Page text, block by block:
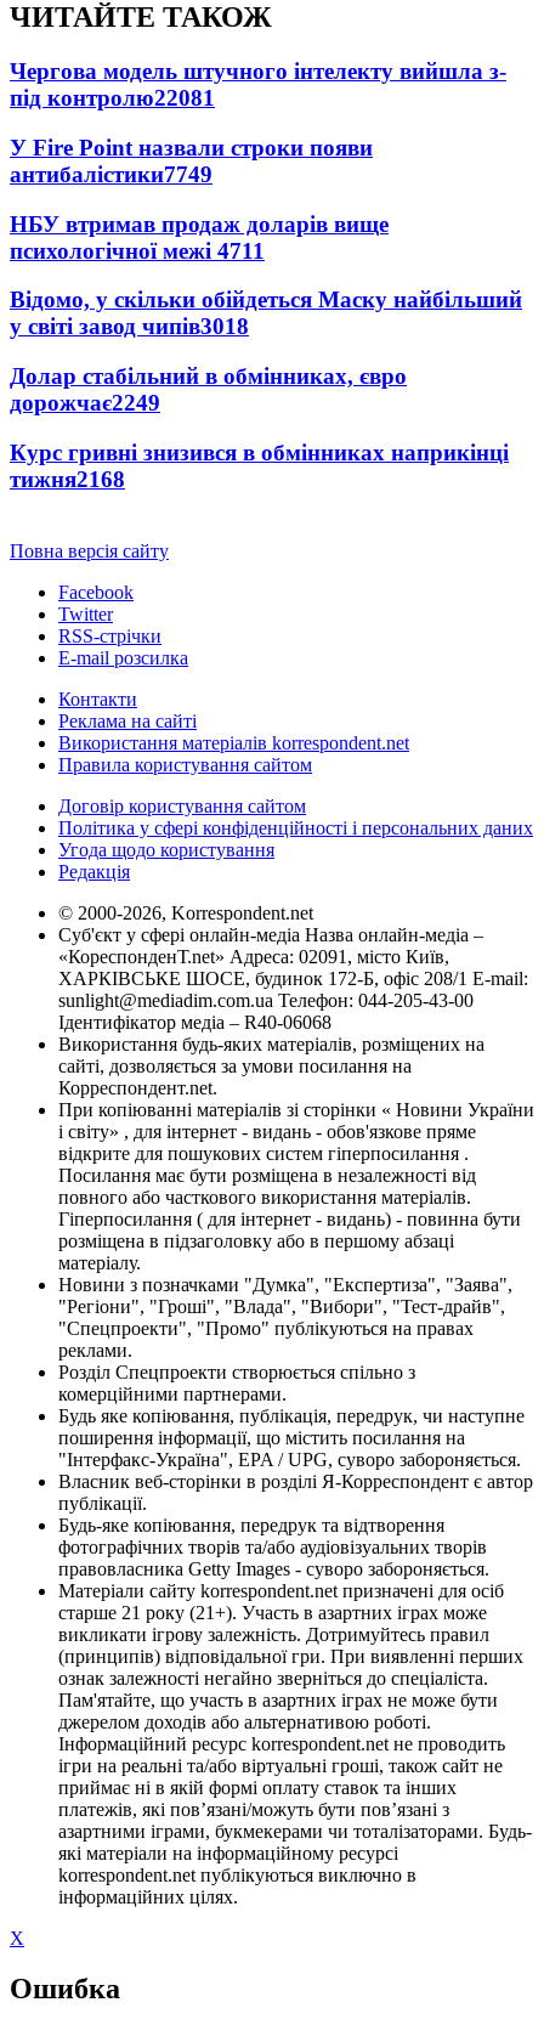
ЧИТАЙТЕ ТАКОЖ
Чергова модель штучного інтелекту вийшла з-
під контролю22081
У Fire Point назвали строки появи
антибалістики7749
НБУ втримав продаж доларів вище
психологічної межі 4711
Відомо, у скільки обійдеться Маску найбільший
у світі завод чипів3018
Долар стабільний в обмінниках, євро
дорожчає2249
Курс гривні знизився в обмінниках наприкінці
тижня2168
Повна версія сайту
Facebook
Twitter
RSS-стрічки
E-mail розсилка
Контакти
Реклама на сайті
Використання матеріалів korrespondent.net
Правила користування сайтом
Договір користування сайтом
Політика у сфері конфіденційності і персональних даних
Угода щодо користування
Редакція
© 2000-2026, Korrespondent.net
Суб'єкт у сфері онлайн-медіа Назва онлайн-медіа –
«КореспонденТ.net» Адреса: 02091, місто Київ,
ХАРКІВСЬКЕ ШОСЕ, будинок 172-Б, офіс 208/1 E-mail:
sunlight@mediadim.com.ua Телефон: 044-205-43-00
Ідентифікатор медіа – R40-06068
Використання будь-яких матеріалів, розміщених на
сайті, дозволяється за умови посилання на
Корреспондент.net.
При копіюванні матеріалів зі сторінки « Новини України
і світу» , для інтернет - видань - обов'язкове пряме
відкрите для пошукових систем гіперпосилання .
Посилання має бути розміщена в незалежності від
повного або часткового використання матеріалів.
Гіперпосилання ( для інтернет - видань) - повинна бути
розміщена в підзаголовку або в першому абзаці
матеріалу.
Новини з позначками "Думка", "Експертиза", "Заява",
"Регіони", "Гроші", "Влада", "Вибори", "Тест-драйв",
"Спецпроекти", "Промо" публікуються на правах
реклами.
Розділ Спецпроекти створюється спільно з
комерційними партнерами.
Будь яке копіювання, публікація, передрук, чи наступне
поширення інформації, що містить посилання на
"Інтерфакс-Україна", EPA / UPG, суворо забороняється.
Власник веб-сторінки в розділі Я-Корреспондент є автор
публікації.
Будь-яке копіювання, передрук та відтворення
фотографічних творів та/або аудіовізуальних творів
правовласника Getty Images - суворо забороняється.
Матеріали сайту korrespondent.net призначені для осіб
старше 21 року (21+). Участь в азартних іграх може
викликати ігрову залежність. Дотримуйтесь правил
(принципів) відповідальної гри. При виявленні перших
ознак залежності негайно зверніться до спеціаліста.
Пам'ятайте, що участь в азартних іграх не може бути
джерелом доходів або альтернативою роботі.
Інформаційний ресурс korrespondent.net не проводить
ігри на реальні та/або віртуальні гроші, також сайт не
приймає ні в якій формі оплату ставок та інших
платежів, які пов’язані/можуть бути пов’язані з
азартними іграми, букмекерами чи тоталізаторами. Будь-
які матеріали на інформаційному ресурсі
korrespondent.net публікуються виключно в
інформаційних цілях.
X
Ошибка